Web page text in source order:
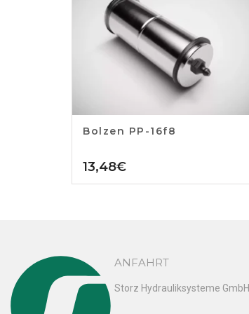
Bolzen PP-16f8
13,48€
ANFAHRT
Storz Hydrauliksysteme GmbH